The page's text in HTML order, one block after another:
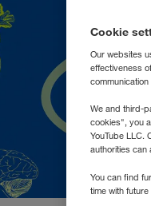
Cookie
Our websites
effectiveness
We and third-
cookies", you
YouTube LLC.
authorities can
You can find
time with